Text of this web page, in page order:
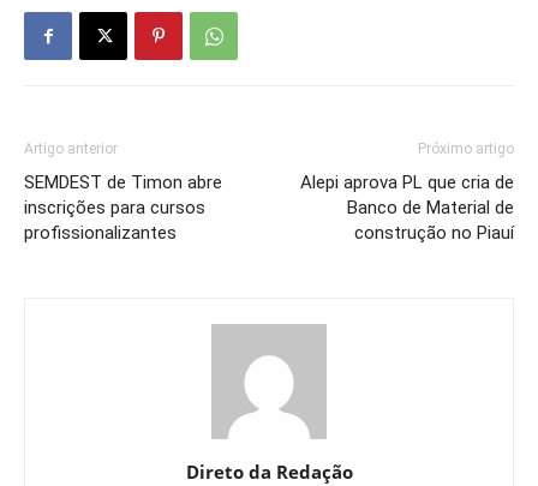
Artigo anterior
SEMDEST de Timon abre
inscrições para cursos
profissionalizantes
Próximo artigo
Alepi aprova PL que cria de
Banco de Material de
construção no Piauí
Direto da Redação